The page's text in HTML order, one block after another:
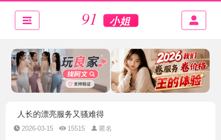
人长的漂亮服务又骚难得
2026-03-15 15515 匿名